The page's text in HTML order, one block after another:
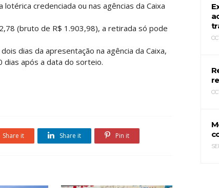
credenciada ou nas agências da Caixa
(bruto de R$ 1.903,98), a retirada só pode
dias da apresentação na agência da Caixa,
após a data do sorteio.
Share it Share it Pin it